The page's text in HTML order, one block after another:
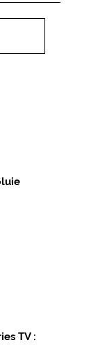
TV :